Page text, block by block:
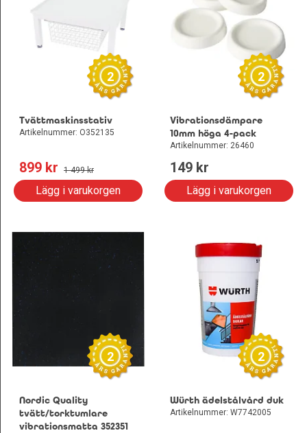
2
Tvättmaskinsstativ
Artikelnummer: O352135
899 kr 1 499 kr
Lägg i varukorgen
2
Vibrationsdämpare
10mm höga 4-pack
Artikelnummer: 26460
149 kr
Lägg i varukorgen
2
Nordic Quality
tvätt/torktumlare
vibrationsmatta 352351
2
Würth ädelstålvård duk
Artikelnummer: W7742005